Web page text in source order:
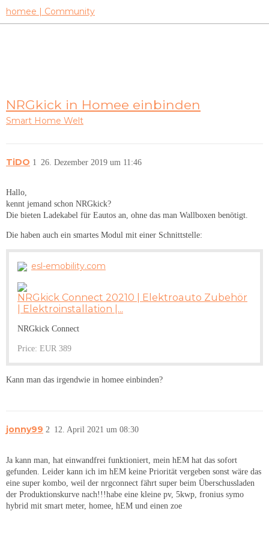
homee | Community
NRGkick in Homee einbinden
Smart Home Welt
TiDO 26. Dezember 2019 um 11:46
1
Hallo,
kennt jemand schon NRGkick?
Die bieten Ladekabel für Eautos an, ohne das man Wallboxen benötigt.
Die haben auch ein smartes Modul mit einer Schnittstelle:
esl-emobility.com
NRGkick Connect 20210 | Elektroauto Zubehör
| Elektroinstallation |...
NRGkick Connect
Price: EUR 389
Kann man das irgendwie in homee einbinden?
jonny99 12. April 2021 um 08:30
2
Ja kann man, hat einwandfrei funktioniert, mein hEM hat das sofort
gefunden. Leider kann ich im hEM keine Priorität vergeben sonst wäre das
eine super kombo, weil der nrgconnect fährt super beim Überschussladen
der Produktionskurve nach!!!habe eine kleine pv, 5kwp, fronius symo
hybrid mit smart meter, homee, hEM und einen zoe